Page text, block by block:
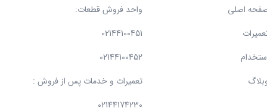
اصلی
واحد فروش قطعات:
02144100451
02144100452
تعمیرات و خدمات پس از فروش :
02144174230